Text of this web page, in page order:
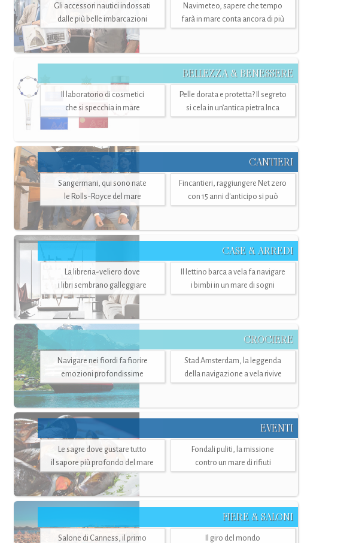
Gli accessori nautici indossati
dalle più belle imbarcazioni
Navimeteo, sapere che tempo
farà in mare conta ancora di più
BELLEZZA & BENESSERE
Il laboratorio di cosmetici
che si specchia in mare
Pelle dorata e protetta? Il segreto
si cela in un’antica pietra Inca
CANTIERI
Sangermani, qui sono nate
le Rolls-Royce del mare
Fincantieri, raggiungere Net zero
con 15 anni d'anticipo si può
CASE & ARREDI
La libreria-veliero dove
i libri sembrano galleggiare
Il lettino barca a vela fa navigare
i bimbi in un mare di sogni
CROCIERE
Navigare nei fiordi fa fiorire
emozioni profondissime
Stad Amsterdam, la leggenda
della navigazione a vela rivive
EVENTI
Le sagre dove gustare tutto
il sapore più profondo del mare
Fondali puliti, la missione
contro un mare di rifiuti
FIERE & SALONI
Salone di Canness, il primo
Il giro del mondo